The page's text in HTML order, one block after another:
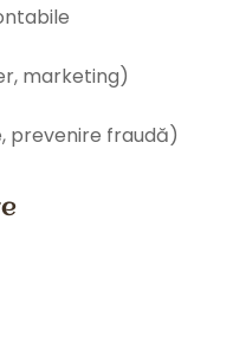
marketing)
prevenire fraudă)